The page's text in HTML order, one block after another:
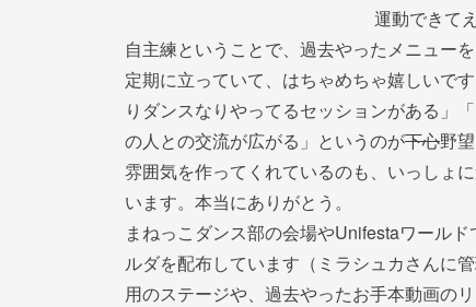
運動できて
自主練ということで、過去やったメニュー
定期に立っていて、はちゃめちゃ嬉しいで
りダンスなりやってるセッションがある」
の人との交流が広がる」というのが下心野
雰囲気を作ってくれているのも、いっしょ
います。本当にありがとう。
まねっこダンス部の会場やUnifestaワール
ルダを配布しています（ミラシュカさんに
用のステージや、過去やったお手本動画の